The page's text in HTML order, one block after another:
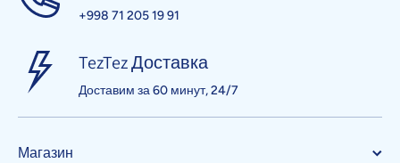
+998 71 205 19 91
TezTez Доставка
Доставим за 60 минут, 24/7
Магазин